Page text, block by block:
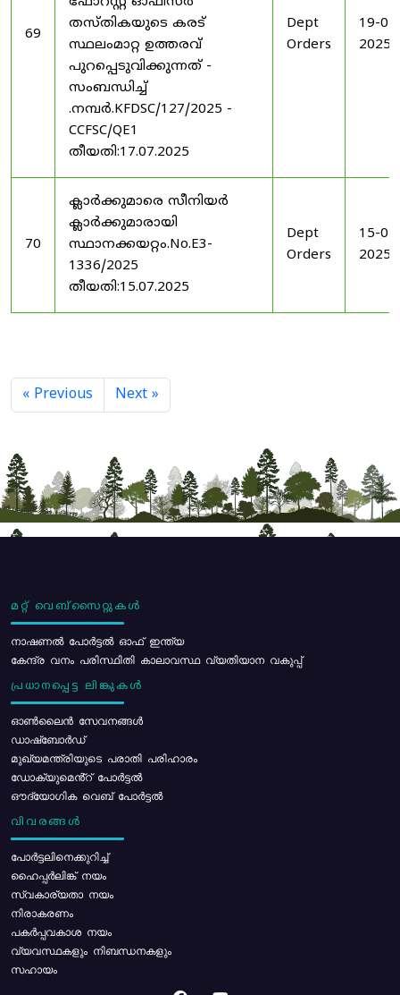
69
തസ്തികയുടെ കരട്
സ്ഥലംമാറ്റ ഉത്തരവ്
പുറപ്പെടുവിക്കുന്നത് -
സംബന്ധിച്ച്
.നമ്പർ.KFDSC/127/2025 -
CCFSC/QE1
തീയതി:17.07.2025
Dept
Orders
19-
2025
70
ക്ലാർക്കുമാരെ സീനിയർ
ക്ലാർക്കുമാരായി
സ്ഥാനക്കയറ്റം.No.E3-
1336/2025
തീയതി:15.07.2025
Dept
Orders
15-
2025
« Previous Next »
മറ്റ് വെബ്സൈറ്റുകൾ
നാഷണൽ പോർട്ടൽ ഓഫ് ഇന്ത്യ
കേന്ദ്ര വനം പരിസ്ഥിതി കാലാവസ്ഥ വ്യതിയാന വകുപ്പ്
പ്രധാനപ്പെട്ട ലിങ്കുകൾ
ഓൺലൈൻ സേവനങ്ങൾ
ഡാഷ്ബോർഡ്
മുഖ്യമന്ത്രിയുടെ പരാതി പരിഹാരം
ഡോക്യുമെൻ്റ് പോർട്ടൽ
ഔദ്യോഗിക വെബ് പോർട്ടൽ
വിവരങ്ങൾ
പോര്‍ട്ടലിനെക്കുറിച്ച്
ഹൈപ്പർലിങ്ക് നയം
സ്വകാര്യതാ നയം
നിരാകരണം
പകർപ്പവകാശ നയം
വ്യവസ്ഥകളും നിബന്ധനകളും
സഹായം